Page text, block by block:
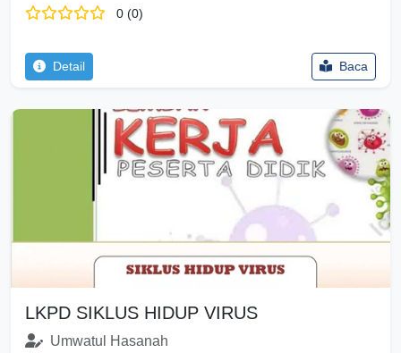
0 (0)
Detail Baca
LKPD SIKLUS HIDUP VIRUS
Umwatul Hasanah